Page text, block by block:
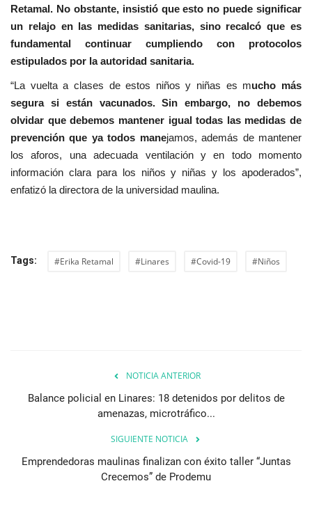
Retamal. No obstante, insistió que esto no puede significar
un relajo en las medidas sanitarias, sino recalcó que es
fundamental continuar cumpliendo con protocolos
estipulados por la autoridad sanitaria.
“La vuelta a clases de estos niños y niñas es mucho más
segura si están vacunados. Sin embargo, no debemos
olvidar que debemos mantener igual todas las medidas de
prevención que ya todos manejamos, además de mantener
los aforos, una adecuada ventilación y en todo momento
información clara para los niños y niñas y los apoderados”,
enfatizó la directora de la universidad maulina.
Tags: #Erika Retamal #Linares #Covid-19 #Niños
NOTICIA ANTERIOR
Balance policial en Linares: 18 detenidos por delitos de
amenazas, microtráfico...
SIGUIENTE NOTICIA
Emprendedoras maulinas finalizan con éxito taller “Juntas
Crecemos” de Prodemu